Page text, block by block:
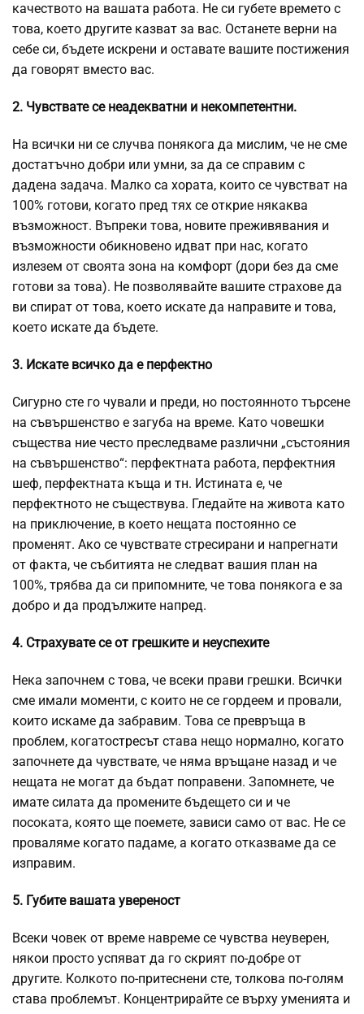
качеството на вашата работа. Не си губете времето с
това, което другите казват за вас. Останете верни на
себе си, бъдете искрени и оставате вашите постижения
да говорят вместо вас.
2. Чувствате се неадекватни и некомпетентни.
На всички ни се случва понякога да мислим, че не сме
достатъчно добри или умни, за да се справим с
дадена задача. Малко са хората, които се чувстват на
100% готови, когато пред тях се открие някаква
възможност. Въпреки това, новите преживявания и
възможности обикновено идват при нас, когато
излезем от своята зона на комфорт (дори без да сме
готови за това). Не позволявайте вашите страхове да
ви спират от това, което искате да направите и това,
което искате да бъдете.
3. Искате всичко да е перфектно
Сигурно сте го чували и преди, но постоянното търсене
на съвършенство е загуба на време. Като човешки
същества ние често преследваме различни „състояния
на съвършенство“: перфектната работа, перфектния
шеф, перфектната къща и тн. Истината е, че
перфектното не съществува. Гледайте на живота като
на приключение, в което нещата постоянно се
променят. Ако се чувствате стресирани и напрегнати
от факта, че събитията не следват вашия план на
100%, трябва да си припомните, че това понякога е за
добро и да продължите напред.
4. Страхувате се от грешките и неуспехите
Нека започнем с това, че всеки прави грешки. Всички
сме имали моменти, с които не се гордеем и провали,
които искаме да забравим. Това се превръща в
проблем, когатостресът става нещо нормално, когато
започнете да чувствате, че няма връщане назад и че
нещата не могат да бъдат поправени. Запомнете, че
имате силата да промените бъдещето си и че
посоката, която ще поемете, зависи само от вас. Не се
проваляме когато падаме, а когато отказваме да се
изправим.
5. Губите вашата увереност
Всеки човек от време навреме се чувства неуверен,
някои просто успяват да го скрият по-добре от
другите. Колкото по-притеснени сте, толкова по-голям
става проблемът. Концентрирайте се върху уменията и